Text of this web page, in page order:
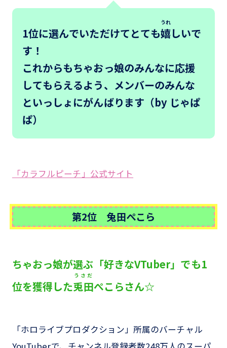
1位に選んでいただけてとても嬉
うれ
しいで
す！
これからもちゃおっ娘のみんなに応援
してもらえるよう、メンバーのみんな
といっしょにがんばります（by じゃぱ
ぱ）
「カラフルピーチ」公式サイト
第2位 兔田ぺこら
ちゃおっ娘が選ぶ「好きなVTuber」でも1
位を獲得した兎田
うさだ
ぺこらさん☆
「ホロライブプロダクション」所属のバーチャル